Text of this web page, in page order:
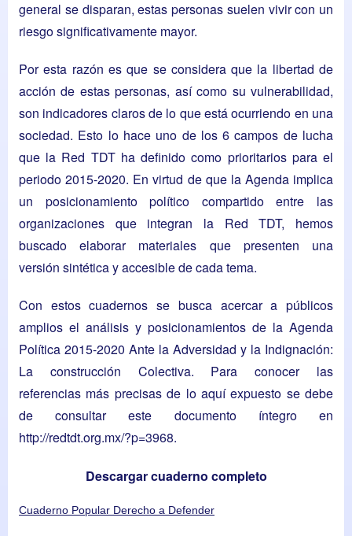
general se disparan, estas personas suelen vivir con un
riesgo significativamente mayor.
Por esta razón es que se considera que la libertad de
acción de estas personas, así como su vulnerabilidad,
son indicadores claros de lo que está ocurriendo en una
sociedad. Esto lo hace uno de los 6 campos de lucha
que la Red TDT ha definido como prioritarios para el
periodo 2015-2020. En virtud de que la Agenda implica
un posicionamiento político compartido entre las
organizaciones que integran la Red TDT, hemos
buscado elaborar materiales que presenten una
versión sintética y accesible de cada tema.
Con estos cuadernos se busca acercar a públicos
amplios el análisis y posicionamientos de la Agenda
Política 2015-2020 Ante la Adversidad y la Indignación:
La construcción Colectiva. Para conocer las
referencias más precisas de lo aquí expuesto se debe
de consultar este documento íntegro en
http://redtdt.org.mx/?p=3968.
Descargar cuaderno completo
Cuaderno Popular Derecho a Defender